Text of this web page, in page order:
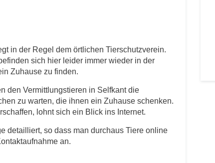
in der Regel dem örtlichen Tierschutzverein.
sich hier leider immer wieder in der
Zuhause zu finden.
den Vermittlungstieren in Selfkant die
zu warten, die ihnen ein Zuhause schenken.
lohnt sich ein Blick ins Internet.
detailliert, so dass man durchaus Tiere online
an.